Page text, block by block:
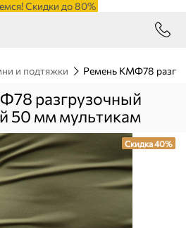
Скидки до 80%
и подтяжки Ремень КМФ78
разгрузочный
50 мм мультикам
Скидка 40%